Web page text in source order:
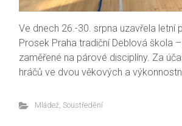
Ve dnech 26.-30. srpna uzavřela letní
Prosek Praha tradiční Deblová škola
zaměřené na párové disciplíny. Za
hráčů ve dvou věkových a
Mládež, Soustředění